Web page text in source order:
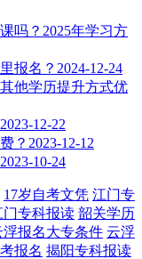
吗？2025年学习方
报名？ 2024-12-24
他学历提升方式优
2023-12-22
？ 2023-12-12
2023-10-24
17岁自考文凭 江门专
门专科报读 韶关学历
浮报名大专条件 云浮
报名 揭阳专科报读